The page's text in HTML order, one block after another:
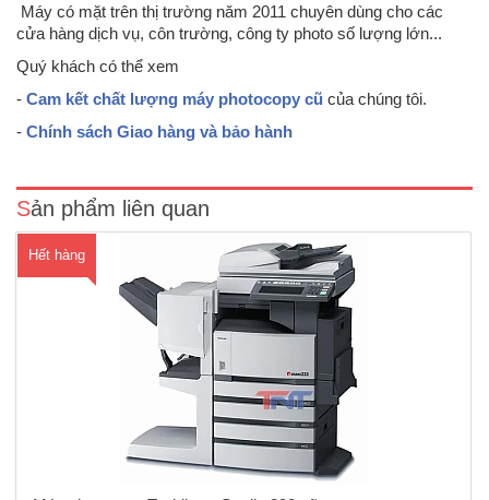
Máy có mặt trên thị trường năm 2011 chuyên dùng cho các
cửa hàng dịch vụ, côn trường, công ty photo số lượng lớn...
Quý khách có thể xem
- Cam kết chất lượng máy photocopy cũ của chúng tôi.
- Chính sách Giao hàng và bảo hành
Sản phẩm liên quan
Hết hàng
mạng - Scan đen trắng- Khổ sao chụp từ A6 – A3- Sao chụp liên tục
999 tờ- Thời gian khởi động máy là 20 giây- Tốc độ sao chụp 23 copy